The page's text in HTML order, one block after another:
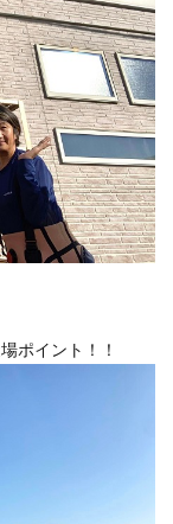
ポイント！！